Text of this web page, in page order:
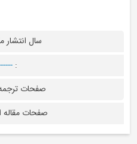
سال انتشار مقاله:
----------
صفحات ترجمه
صفحات مقاله